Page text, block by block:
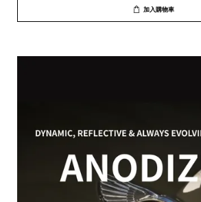
加入購物車